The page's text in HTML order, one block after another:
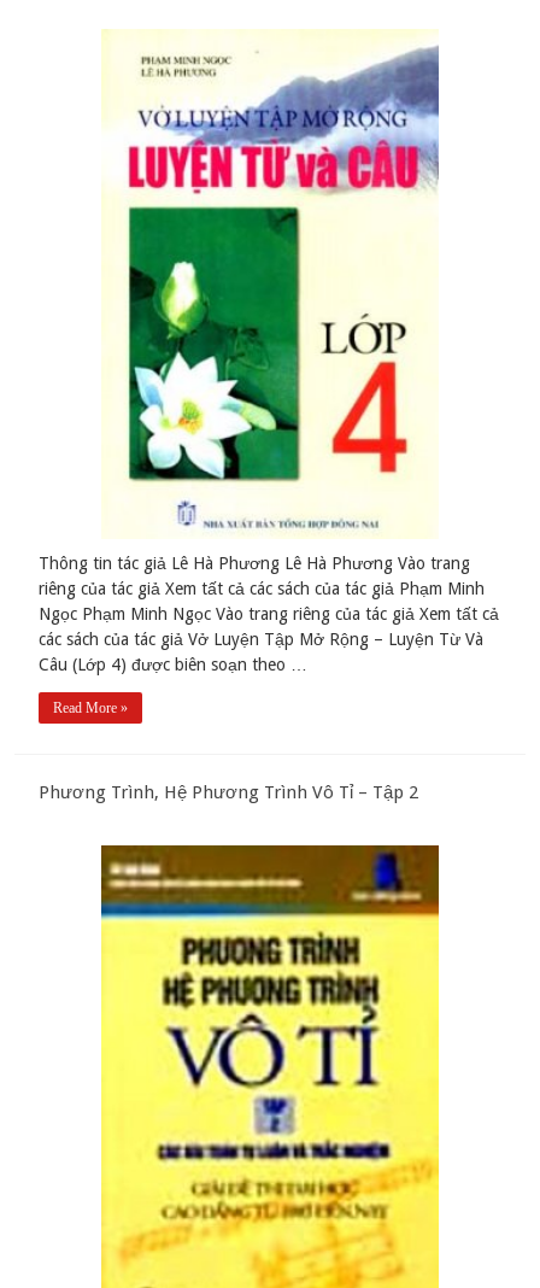
Thông tin tác giả Lê Hà Phương Lê Hà Phương Vào trang
riêng của tác giả Xem tất cả các sách của tác giả Phạm Minh
Ngọc Phạm Minh Ngọc Vào trang riêng của tác giả Xem tất cả
các sách của tác giả Vở Luyện Tập Mở Rộng – Luyện Từ Và
Câu (Lớp 4) được biên soạn theo …
Read More »
Phương Trình, Hệ Phương Trình Vô Tỉ – Tập 2